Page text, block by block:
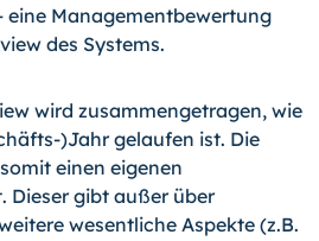
eine Managementbewertung
des Systems.
wird zusammengetragen, wie
)Jahr gelaufen ist. Die
einen eigenen
Dieser gibt außer über
wesentliche Aspekte (z.B.